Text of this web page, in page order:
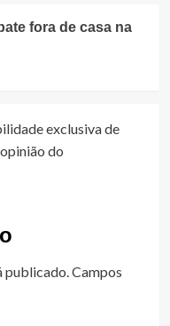
fora de casa na
exclusiva de
do
publicado.Campos